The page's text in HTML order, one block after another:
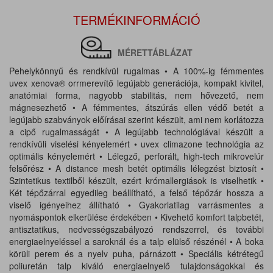
TERMÉKINFORMÁCIÓ
MÉRETTÁBLÁZAT
Pehelykönnyű és rendkívül rugalmas • A 100%-ig fémmentes
uvex xenova® orrmerevítő legújabb generációja, kompakt kivitel,
anatómiai forma, nagyobb stabilitás, nem hővezető, nem
mágnesezhető • A fémmentes, átszúrás ellen védő betét a
legújabb szabványok előírásai szerint készült, ami nem korlátozza
a cipő rugalmasságát • A legújabb technológiával készült a
rendkívüli viselési kényelemért • uvex climazone technológia az
optimális kényelemért • Lélegző, perforált, high-tech mikrovelúr
felsőrész • A distance mesh betét optimális lélegzést biztosít •
Szintetikus textilből készült, ezért krómallergiások is viselhetik •
Két tépőzárral egyedileg beállítható, a felső tépőzár hossza a
viselő igényeihez állítható • Gyakorlatilag varrásmentes a
nyomáspontok elkerülése érdekében • Kivehető komfort talpbetét,
antisztatikus, nedvességszabályozó rendszerrel, és további
energiaelnyeléssel a saroknál és a talp elülső részénél • A boka
körüli perem és a nyelv puha, párnázott • Speciális kétrétegű
poliuretán talp kiváló energiaelnyelő tulajdonságokkal és